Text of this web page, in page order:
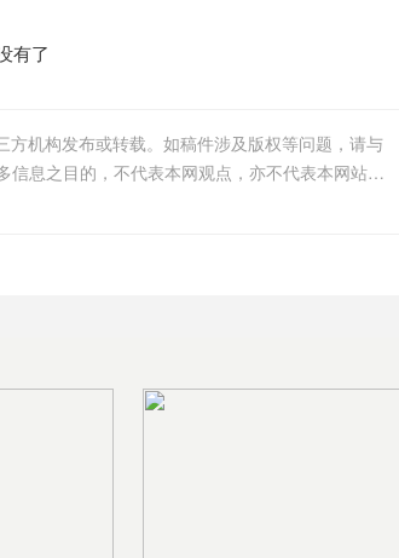
有了
机构发布或转载。如稿件涉及版权等问题，请与
我们联系删除或处理，客服邮箱123456@qq.com，稿件内容仅为传递更多信息之目的，不代表本网观点，亦不代表本网站赞同